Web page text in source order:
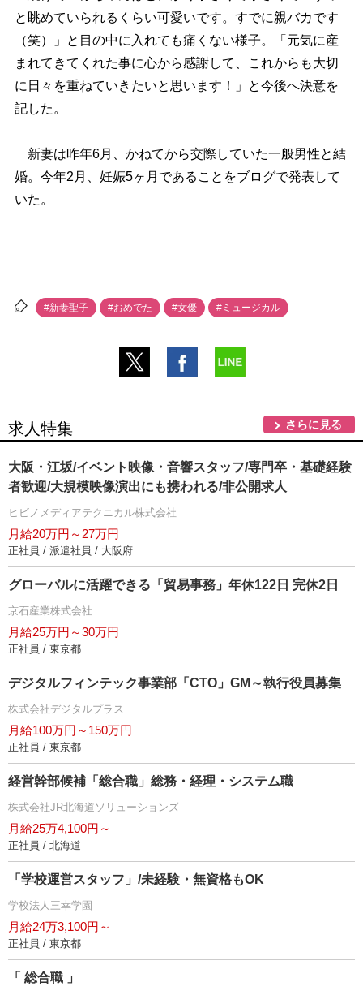
と眺めていられるくらい可愛いです。すでに親バカです
（笑）」と目の中に入れても痛くない様子。「元気に産
まれてきてくれた事に心から感謝して、これからも大切
に日々を重ねていきたいと思います！」と今後へ決意を
記した。
新妻は昨年6月、かねてから交際していた一般男性と結
婚。今年2月、妊娠5ヶ月であることをブログで発表して
いた。
#新妻聖子 #おめでた #女優 #ミュージカル
求人特集 さらに見る
大阪・江坂/イベント映像・音響スタッフ/専門卒・基礎経験
者歓迎/大規模映像演出にも携われる/非公開求人
ヒビノメディアテクニカル株式会社
月給20万円～27万円
正社員 / 派遣社員 / 大阪府
グローバルに活躍できる「貿易事務」年休122日 完休2日
京石産業株式会社
月給25万円～30万円
正社員 / 東京都
デジタルフィンテック事業部「CTO」GM～執行役員募集
株式会社デジタルプラス
月給100万円～150万円
正社員 / 東京都
経営幹部候補「総合職」総務・経理・システム職
株式会社JR北海道ソリューションズ
月給25万4,100円～
正社員 / 北海道
「学校運営スタッフ」/未経験・無資格もOK
学校法人三幸学園
月給24万3,100円～
正社員 / 東京都
「 総合職 」